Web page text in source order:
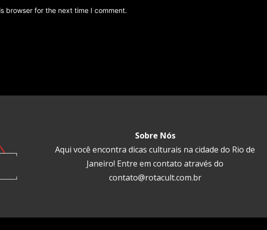
browser for the next time I comment.
Sobre Nós
Aqui você encontra dicas culturais na cidade do Rio de
Janeiro! Entre em contato através do
contato@rotacult.com.br